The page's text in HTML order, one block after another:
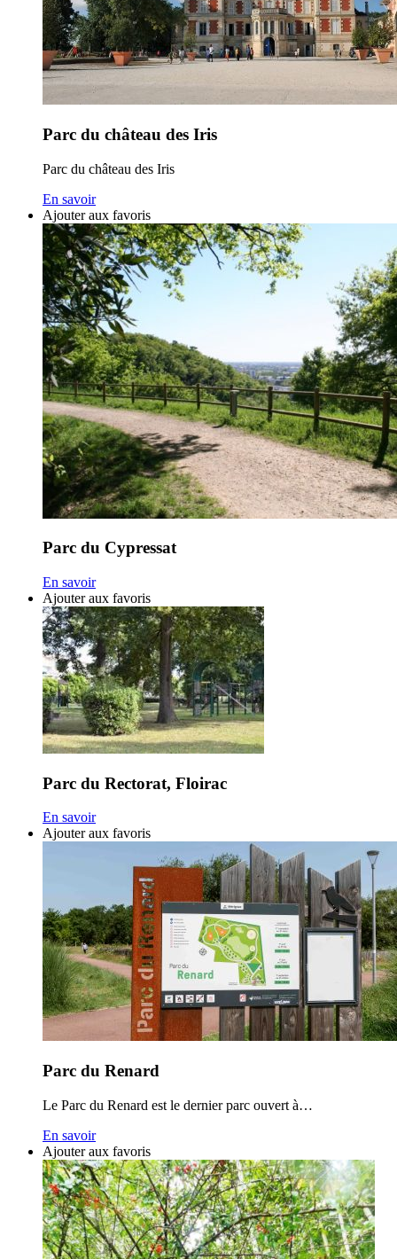
Parc du château des Iris
Parc du château des Iris
En savoir
Ajouter aux favoris
Parc du Cypressat
En savoir
Ajouter aux favoris
Parc du Rectorat, Floirac
En savoir
Ajouter aux favoris
Parc du Renard
Le Parc du Renard est le dernier parc ouvert à…
En savoir
Ajouter aux favoris